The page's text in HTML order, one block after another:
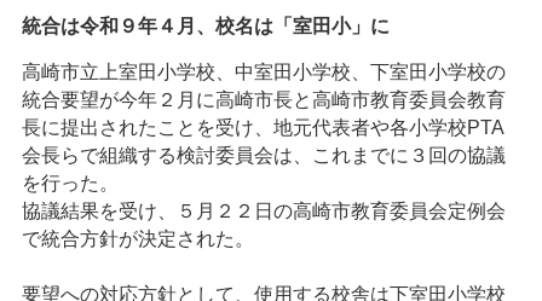
統合は令和９年４月、校名は「室田小」に
高崎市立上室田小学校、中室田小学校、下室田小学校の
統合要望が今年２月に高崎市長と高崎市教育委員会教育
長に提出されたことを受け、地元代表者や各小学校PTA
会長らで組織する検討委員会は、これまでに３回の協議
を行った。
協議結果を受け、５月２２日の高崎市教育委員会定例会
で統合方針が決定された。
要望への対応方針として、使用する校舎は下室田小学校